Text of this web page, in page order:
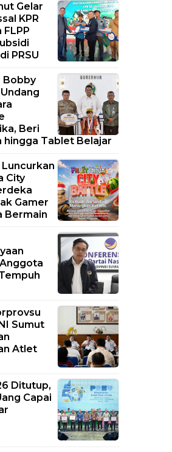
Gelar
KPR
FLPP
PRSU
Bobby
Beri
hingga Tablet Belajar
City
Gamer
Bermain
Sumut
Atlet
Ditutup,
Capai